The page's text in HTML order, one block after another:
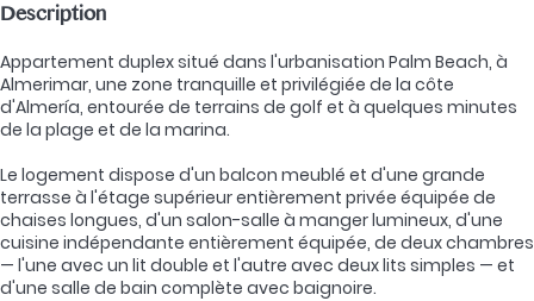
Description
Appartement duplex situé dans l'urbanisation Palm Beach, à
Almerimar, une zone tranquille et privilégiée de la côte
d'Almería, entourée de terrains de golf et à quelques minutes
de la plage et de la marina.
Le logement dispose d'un balcon meublé et d'une grande
terrasse à l'étage supérieur entièrement privée équipée de
chaises longues, d'un salon-salle à manger lumineux, d'une
cuisine indépendante entièrement équipée, de deux chambres
— l'une avec un lit double et l'autre avec deux lits simples — et
d'une salle de bain complète avec baignoire.